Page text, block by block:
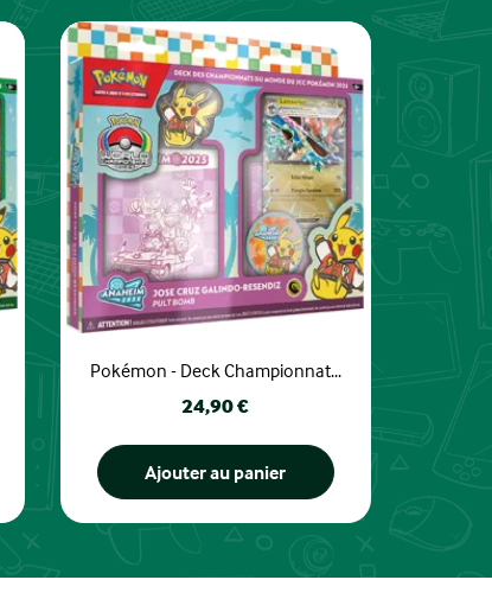
Pokémon - Deck Championnat...
Prix
24,90 €
Ajouter au panier